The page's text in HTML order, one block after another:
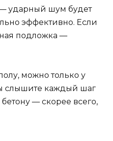
ударный шум будет
эффективно. Если
подложка —
можно только у
слышите каждый шаг
бетону — скорее всего,